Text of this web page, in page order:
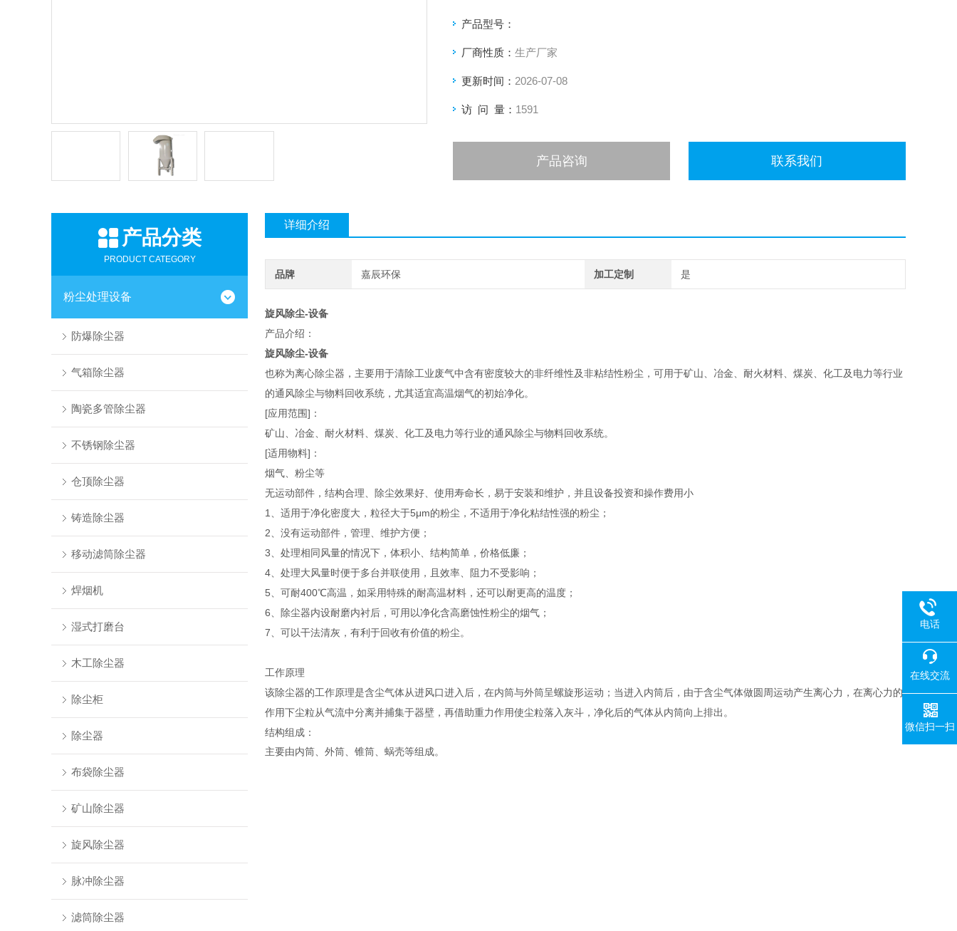
产品型号：
厂商性质： 生产厂家
更新时间： 2026-07-08
访 问 量： 1591
产品咨询 联系我们
产品分类
PRODUCT CATEGORY
粉尘处理设备
防爆除尘器
气箱除尘器
陶瓷多管除尘器
不锈钢除尘器
仓顶除尘器
铸造除尘器
移动滤筒除尘器
焊烟机
湿式打磨台
木工除尘器
除尘柜
除尘器
布袋除尘器
矿山除尘器
旋风除尘器
脉冲除尘器
滤筒除尘器
详细介绍
品牌 嘉辰环保 加工定制 是
旋风除尘-设备
产品介绍：
旋风除尘-设备
也称为离心除尘器，主要用于清除工业废气中含有密度较大的非纤维性及非粘结性粉尘，可用于矿山、冶金、耐火材料、煤炭、化工及电力等行业
的通风除尘与物料回收系统，尤其适宜高温烟气的初始净化。
[应用范围]：
矿山、冶金、耐火材料、煤炭、化工及电力等行业的通风除尘与物料回收系统。
[适用物料]：
烟气、粉尘等
无运动部件，结构合理、除尘效果好、使用寿命长，易于安装和维护，并且设备投资和操作费用小
1、适用于净化密度大，粒径大于5μm的粉尘，不适用于净化粘结性强的粉尘；
2、没有运动部件，管理、维护方便；
3、处理相同风量的情况下，体积小、结构简单，价格低廉；
4、处理大风量时便于多台并联使用，且效率、阻力不受影响；
5、可耐400℃高温，如采用特殊的耐高温材料，还可以耐更高的温度；
6、除尘器内设耐磨内衬后，可用以净化含高磨蚀性粉尘的烟气；
7、可以干法清灰，有利于回收有价值的粉尘。
工作原理
该除尘器的工作原理是含尘气体从进风口进入后，在内筒与外筒呈螺旋形运动；当进入内筒后，由于含尘气体做圆周运动产生离心力，在离心力的
作用下尘粒从气流中分离并捕集于器壁，再借助重力作用使尘粒落入灰斗，净化后的气体从内筒向上排出。
结构组成：
主要由内筒、外筒、锥筒、蜗壳等组成。
电话
在线交流
微信扫一扫